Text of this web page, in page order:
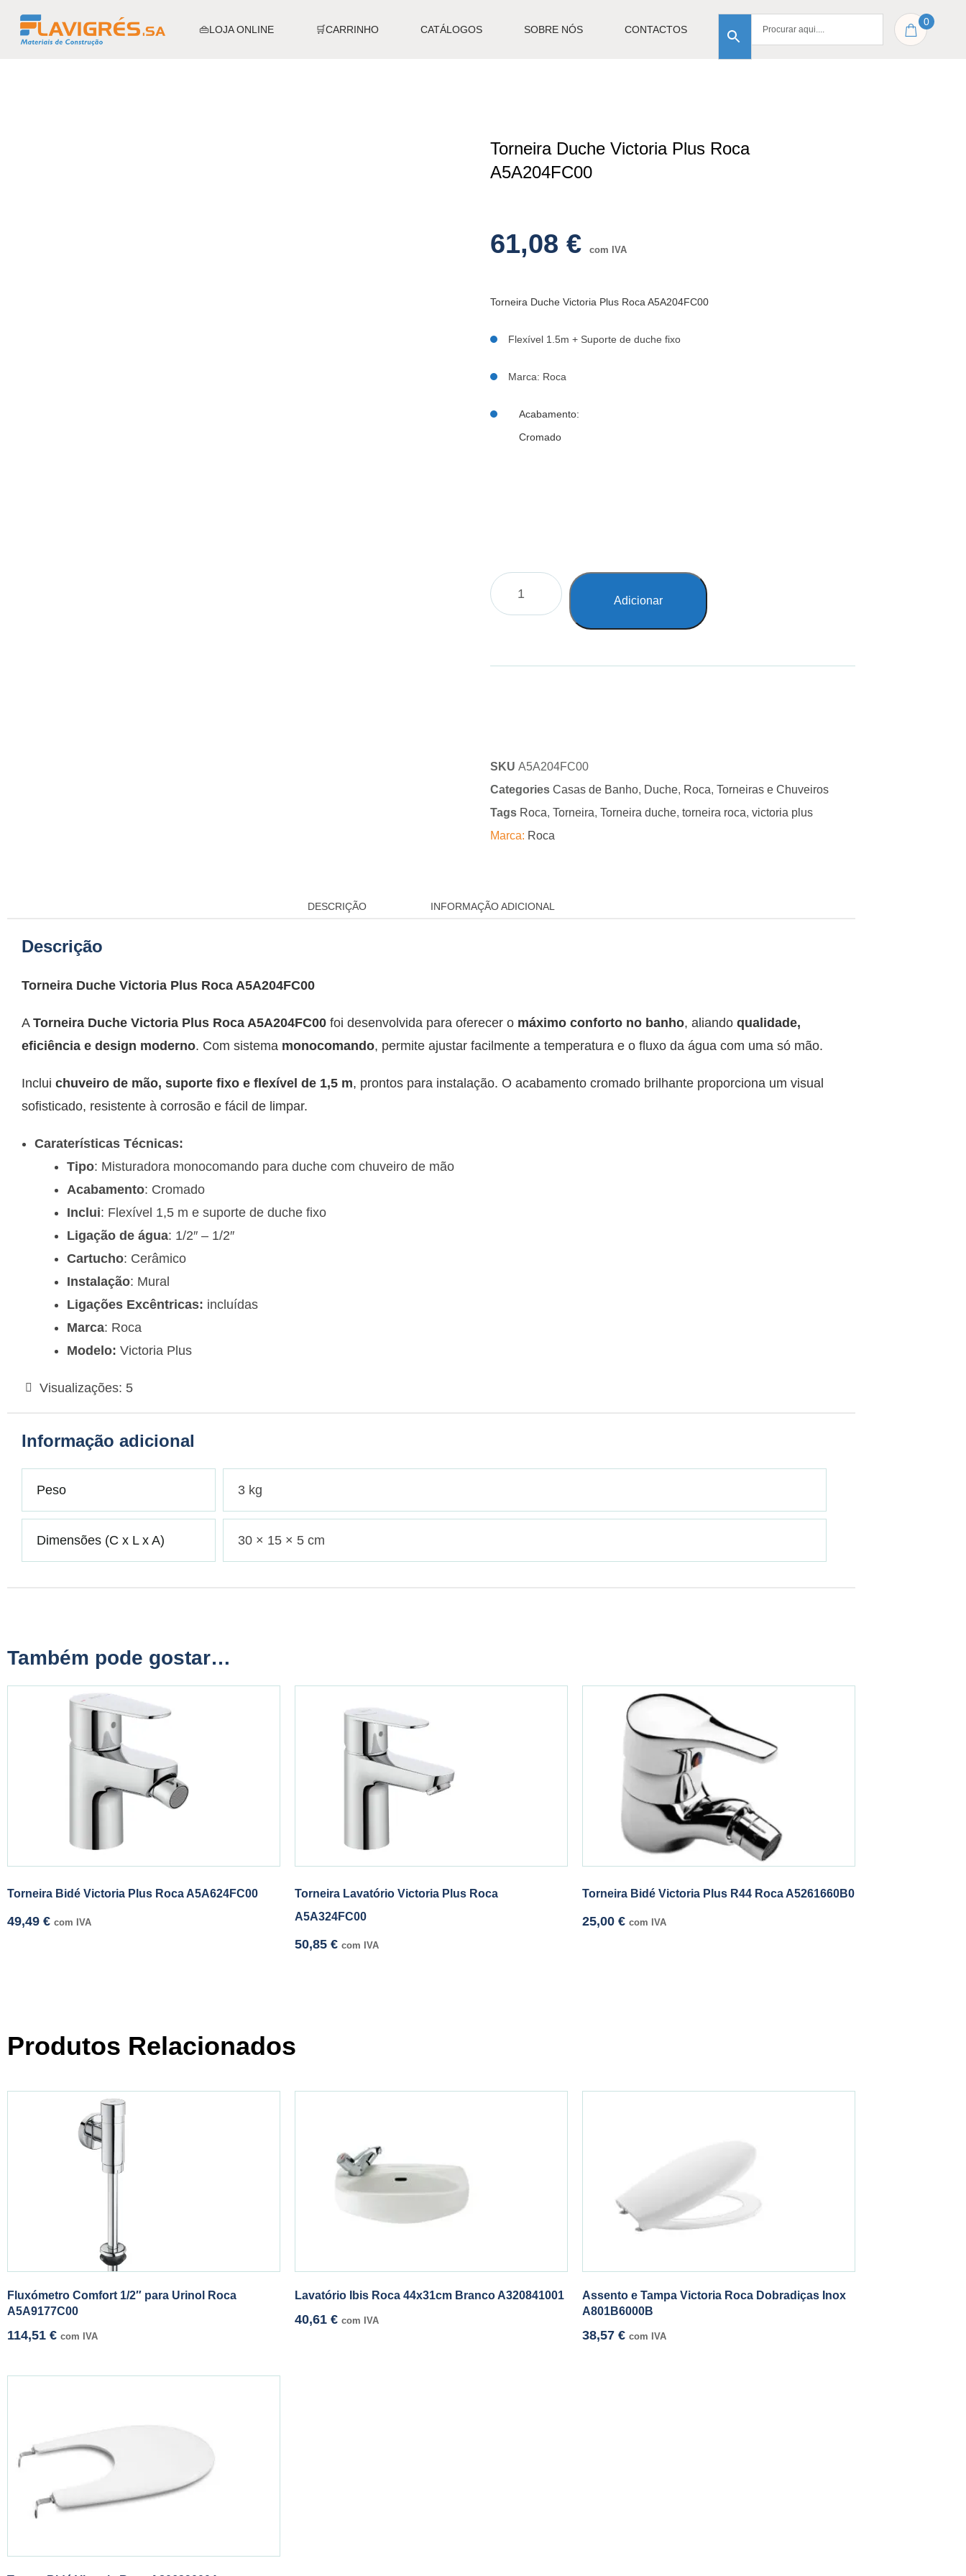
👜LOJA ONLINE 🛒CARRINHO CATÁLOGOS SOBRE NÓS CONTACTOS
0
Torneira Duche Victoria Plus Roca
A5A204FC00
61,08 € com IVA
Torneira Duche Victoria Plus Roca A5A204FC00
Flexível 1.5m + Suporte de duche fixo
Marca: Roca
Acabamento:
Cromado
Adicionar
SKU A5A204FC00
Categories Casas de Banho, Duche, Roca, Torneiras e Chuveiros
Tags Roca, Torneira, Torneira duche, torneira roca, victoria plus
Marca: Roca
DESCRIÇÃO INFORMAÇÃO ADICIONAL
Descrição
Torneira Duche Victoria Plus Roca A5A204FC00
A Torneira Duche Victoria Plus Roca A5A204FC00 foi desenvolvida para oferecer o máximo conforto no banho, aliando qualidade,
eficiência e design moderno. Com sistema monocomando, permite ajustar facilmente a temperatura e o fluxo da água com uma só mão.
Inclui chuveiro de mão, suporte fixo e flexível de 1,5 m, prontos para instalação. O acabamento cromado brilhante proporciona um visual
sofisticado, resistente à corrosão e fácil de limpar.
Caraterísticas Técnicas:
Tipo: Misturadora monocomando para duche com chuveiro de mão
Acabamento: Cromado
Inclui: Flexível 1,5 m e suporte de duche fixo
Ligação de água: 1/2″ – 1/2″
Cartucho: Cerâmico
Instalação: Mural
Ligações Excêntricas: incluídas
Marca: Roca
Modelo: Victoria Plus
Visualizações: 5
Informação adicional
Peso 3 kg
Dimensões (C x L x A) 30 × 15 × 5 cm
Também pode gostar…
Torneira Bidé Victoria Plus Roca A5A624FC00
49,49 € com IVA
Torneira Lavatório Victoria Plus Roca
A5A324FC00
50,85 € com IVA
Torneira Bidé Victoria Plus R44 Roca A5261660B0
25,00 € com IVA
Produtos Relacionados
Fluxómetro Comfort 1/2″ para Urinol Roca
A5A9177C00
114,51 € com IVA
Lavatório Ibis Roca 44x31cm Branco A320841001
40,61 € com IVA
Assento e Tampa Victoria Roca Dobradiças Inox
A801B6000B
38,57 € com IVA